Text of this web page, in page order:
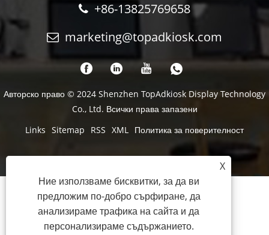
+86-13825769658
marketing@topadkiosk.com
Авторско право © 2024 Shenzhen TopAdkiosk Display Technology
Co., Ltd. Всички права запазени
Links Sitemap RSS XML Политика за поверителност
X
Ние използваме бисквитки, за да ви
предложим по-добро сърфиране, да
анализираме трафика на сайта и да
персонализираме съдържанието.